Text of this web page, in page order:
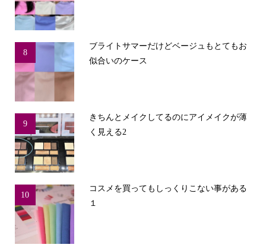
8
ブライトサマーだけどベージュもとてもお
似合いのケース
9
きちんとメイクしてるのにアイメイクが薄
く見える2
10
コスメを買ってもしっくりこない事がある
１